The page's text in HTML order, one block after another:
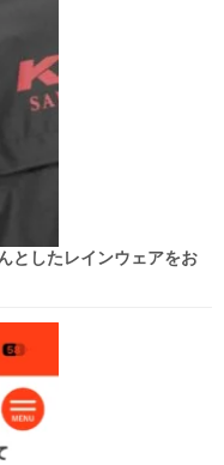
としたレインウェアをお